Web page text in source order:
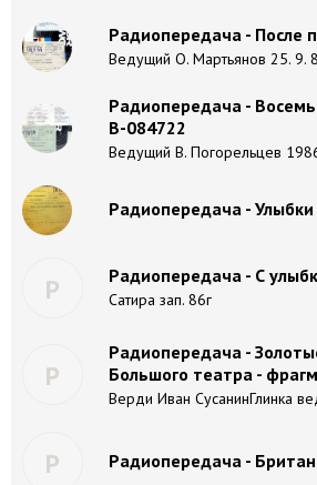
Радиопередача - После
Ведущий О. Мартьянов 25. 9.
Радиопередача -
В-084722
Ведущий В. Погорельцев
Радиопередача -
Р Радиопередача - С
Сатира зап. 86г
Р
Радиопередача -
Большого театра -
Верди Иван СусанинГлинка
Р Радиопередача -